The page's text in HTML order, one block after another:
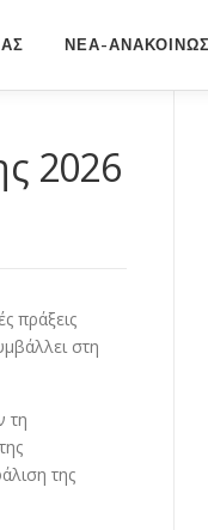
ΝΕΑ-
2026
πράξεις
στη
τη
της